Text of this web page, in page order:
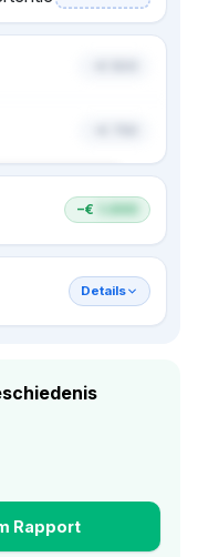
in premium
−€
Details
Rapport